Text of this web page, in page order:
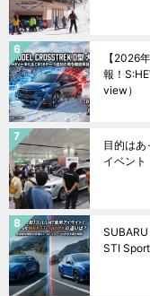
【2026
報！
view）
目的は
イベント
STI